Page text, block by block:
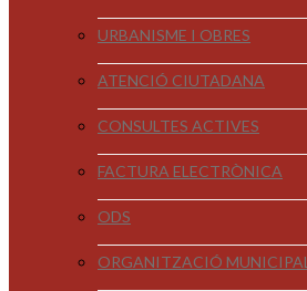
URBANISME I OBRES
ATENCIÓ CIUTADANA
CONSULTES ACTIVES
FACTURA ELECTRÒNICA
ODS
ORGANITZACIÓ MUNICIPAL